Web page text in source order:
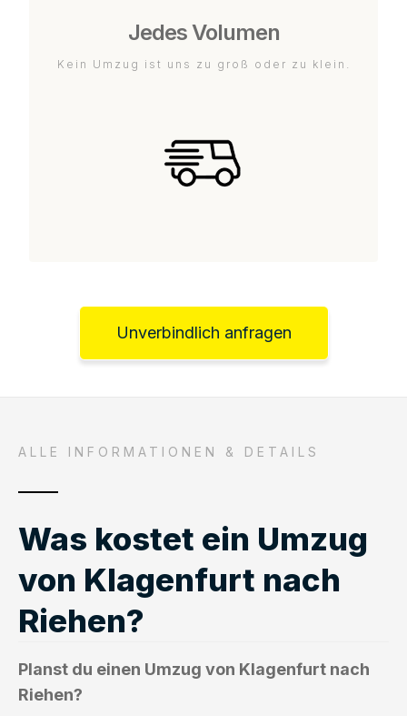
Jedes Volumen
Kein Umzug ist uns zu groß oder zu klein.
Unverbindlich anfragen
ALLE INFORMATIONEN & DETAILS
Was kostet ein Umzug
von Klagenfurt nach
Riehen?
Planst du einen Umzug von Klagenfurt nach
Riehen?